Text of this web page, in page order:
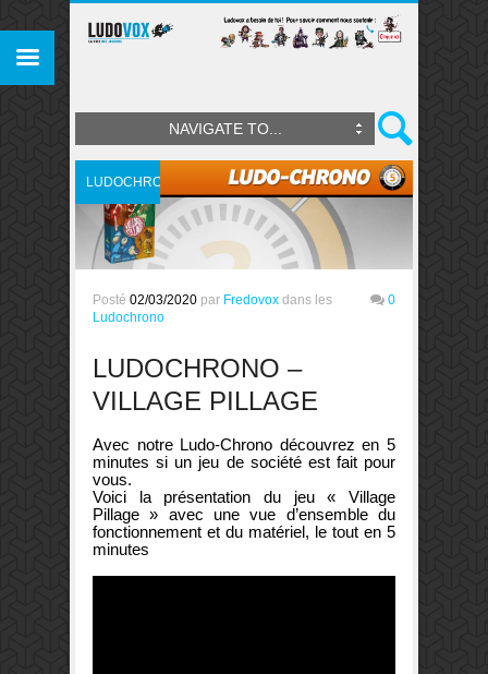
NAVIGATE TO...
LUDOCHRONO
Posté 02/03/2020 par Fredovox dans les
Ludochrono
0
LUDOCHRONO –
VILLAGE PILLAGE
Avec notre Ludo-Chrono découvrez en 5
minutes si un jeu de société est fait pour
vous.
Voici la présentation du jeu « Village
Pillage » avec une vue d’ensemble du
fonctionnement et du matériel, le tout en 5
minutes